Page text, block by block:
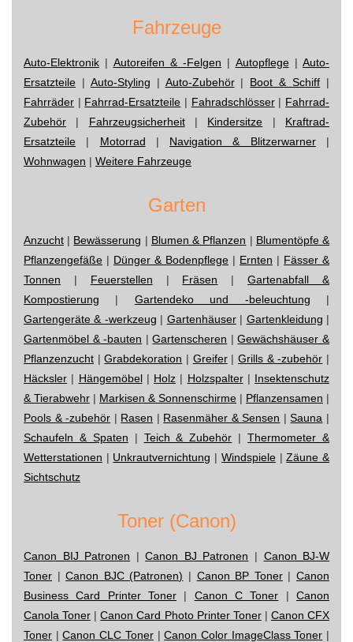
Fahrzeuge
Auto-Elektronik | Autoreifen & -Felgen | Autopflege| Auto-
Ersatzteile | Auto-Styling | Auto-Zubehör| Boot & Schiff |
Fahrräder | Fahrrad-Ersatzteile | Fahradschlösser| Fahrrad-
Zubehör | Fahrzeugsicherheit| Kindersitze | Kraftrad-
Ersatzteile | Motorrad | Navigation & Blitzerwarner|
Wohnwagen | Weitere Fahrzeuge
Garten
Anzucht | Bewässerung | Blumen & Pflanzen | Blumentöpfe &
Pflanzengefäße | Dünger & Bodenpflege | Ernten | Fässer &
Tonnen | Feuerstellen | Fräsen |Gartenabfall &
Kompostierung | Gartendeko und -beleuchtung |
Gartengeräte & -werkzeug | Gartenhäuser| Gartenkleidung |
Gartenmöbel & -bauten |Gartenscheren |Gewächshäuser &
Pflanzenzucht |Grabdekoration | Greifer|Grills & -zubehör |
Häcksler | Hängemöbel| Holz | Holzspalter| Insektenschutz
& Tierabwehr | Markisen & Sonnenschirme | Pflanzensamen |
Pools & -zubehör | Rasen | Rasenmäher & Sensen |Sauna |
Schaufeln & Spaten | Teich & Zubehör |Thermometer &
Wetterstationen | Unkrautvernichtung | Windspiele|Zäune &
Sichtschutz
Toner (Canon)
Canon BIJ Patronen |Canon BJ Patronen | Canon BJ-W
Toner |Canon BJC (Patronen) | Canon BP Toner|Canon
Business Card Printer Toner | Canon C Toner |Canon
Canola Toner |Canon Card Photo Printer Toner| Canon CFX
Toner |Canon CLC Toner|Canon Color ImageClass Toner |